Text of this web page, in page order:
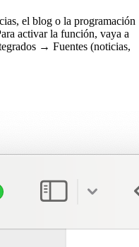
el blog o la programación
activar la función, vaya a
→ Fuentes (noticias,